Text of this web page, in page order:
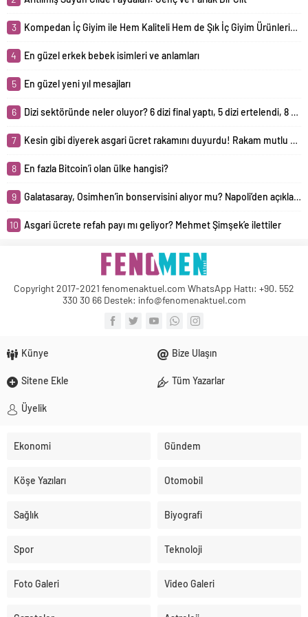
3 Kompedan İç Giyim ile Hem Kaliteli Hem de Şık İç Giyim Ürünlerine Ulaşma İmkânı
4 En güzel erkek bebek isimleri ve anlamları
5 En güzel yeni yıl mesajları
6 Dizi sektöründe neler oluyor? 6 dizi final yaptı, 5 dizi ertelendi, 8 yeni dizi yolda!
7 Kesin gibi diyerek asgari ücret rakamını duyurdu! Rakam mutlu etmeyecek
8 En fazla Bitcoin’i olan ülke hangisi?
9 Galatasaray, Osimhen’in bonservisini alıyor mu? Napoli’den açıklama geldi
10 Asgari ücrete refah payı mı geliyor? Mehmet Şimşek’e ilettiler
Copyright 2017-2021 fenomenaktuel.com WhatsApp Hattı: +90. 552
330 30 66 Destek: info@fenomenaktuel.com
Künye Bize Ulaşın
Sitene Ekle Tüm Yazarlar
Üyelik
Ekonomi Gündem
Köşe Yazıları Otomobil
Sağlık Biyografi
Spor Teknoloji
Foto Galeri Video Galeri